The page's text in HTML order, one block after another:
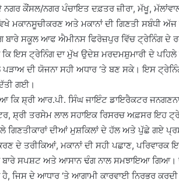
ਨਗਰ ਕੌਂਸਲ/ਨਗਰ ਪੰਚਾਇਤ ਦਫ਼ਤਰ ਜ਼ੀਰਾ, ਮੱਖੂ,
ਮਕਾਨਸੂਚੀਕਰਣ ਅਤੇ ਮਕਾਨਾਂ ਦੀ ਗਿਣਤੀ ਸਬੰਧੀ
ਬਾਰੇ ਸਕੂਲ ਆਫ ਐਮੀਨਸ ਫਿਰੋਜ਼ਪੁਰ ਵਿੱਚ ਟ੍ਰੇਨਿੰਗ ਦੇ
ਇਸ ਟ੍ਰੇਨਿੰਗ ਦਾ ਮੁੱਖ ਉਦੇਸ਼ ਮਰਦਮਸ਼ੁਮਾਰੀ ਦੇ ਪਹਿਲੇ
ਦੀ ਯੋਜਨਾ ਸਹੀ ਅਧਾਰ ‘ਤੇ ਬਣ ਸਕੇ। ਇਸ
ਗਈ।
ਕਿ ਸ਼੍ਰੀ ਆਰ.ਪੀ. ਸਿੰਘ ਜਾਇੰਟ ਡਾਇਰੈਕਟਰ
ਸ਼੍ਰੀ ਤਰਸੇਮ ਲਾਲ ਸਹਾਇਕ ਰਿਸਰਚ ਅਫ਼ਸਰ ਇਹ
ਗਿਣਤੀਕਾਰਾਂ ਦੀਆਂ ਮੁਸ਼ਕਿਲਾਂ ਦੇ ਹੱਲ ਅਤੇ ਪੁੱਛੇ ਗਏ
ਦੇ ਤਰੀਕਿਆਂ, ਮਕਾਨਾਂ ਦੀ ਸਹੀ ਪਛਾਣ, ਪਰਿਵਾਰਕ
ਸਪਸ਼ਟ ਅਤੇ ਆਸਾਨ ਢੰਗ ਨਾਲ ਸਮਝਾਇਆ ਗਿਆ।
ਜਿਸ ਦੇ ਆਧਾਰ ‘ਤੇ ਆਗਾਮੀ ਕਾਰਵਾਈ ਨਿਰਭਰ